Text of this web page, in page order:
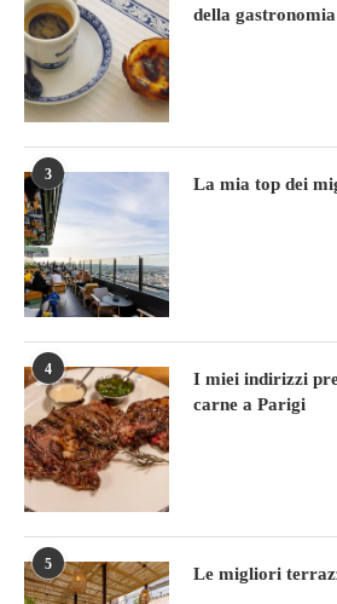
della
3
La mia top dei
4
I miei indirizzi
carne a Parigi
5
Le migliori